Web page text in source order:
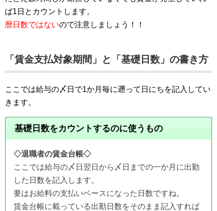
ば1日とカウントします。
暦日数ではないので注意しましょう！！
「賃金支払対象期間」と「基礎日数」の書き方
ここでは給与の〆日で1か月毎に遡って日にちを記入してい
きます。
基礎日数をカウントするのに使うもの
◇退職者の賃金台帳◇
ここでは給与の〆日翌日から〆日までの一か月に出勤
した日数を記入します。
要はお給料の支払いベースになった日数ですね。
賃金台帳に載っている出勤日数をそのまま記入すれば